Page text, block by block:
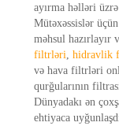
ayırma həlləri üzrə
Mütəxəssislər
məhsul hazırlayır
filtrləri ,hidravlik
və hava filtrləri
qurğularının
Dünyadakı ən
ehtiyaca